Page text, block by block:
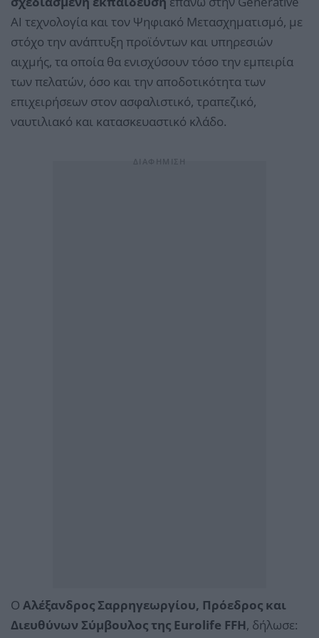
AΙ τεχνολογία και τον Ψηφιακό Μετασχηματισμό, με
στόχο την ανάπτυξη προϊόντων και υπηρεσιών
αιχμής, τα οποία θα ενισχύσουν τόσο την εμπειρία
των πελατών, όσο και την αποδοτικότητα των
επιχειρήσεων στον ασφαλιστικό, τραπεζικό,
ναυτιλιακό και κατασκευαστικό κλάδο.
Ο Αλέξανδρος Σαρρηγεωργίου, Πρόεδρος και
Διευθύνων Σύμβουλος της Eurolife FFH, δήλωσε: